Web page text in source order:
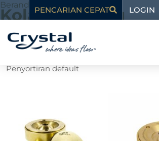
konten
Loncat
ke
PENCARIAN CEPAT LOGIN
Beranda "Kolam Renang
Kolam Renang
Menampilkan semua 10 hasil